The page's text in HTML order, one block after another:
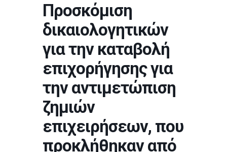
Προσκόμιση
δικαιολογητικών
για την καταβολή
επιχορήγησης για
την αντιμετώπιση
ζημιών
επιχειρήσεων, που
προκλήθηκαν από